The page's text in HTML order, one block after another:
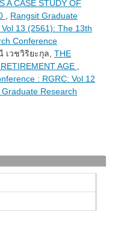
A CASE STUDY OF
Rangsit Graduate
13 (2561): The 13th
Conference
เวชวิริยะกุล, THE
AGE
: RGRC: Vol 12
Research